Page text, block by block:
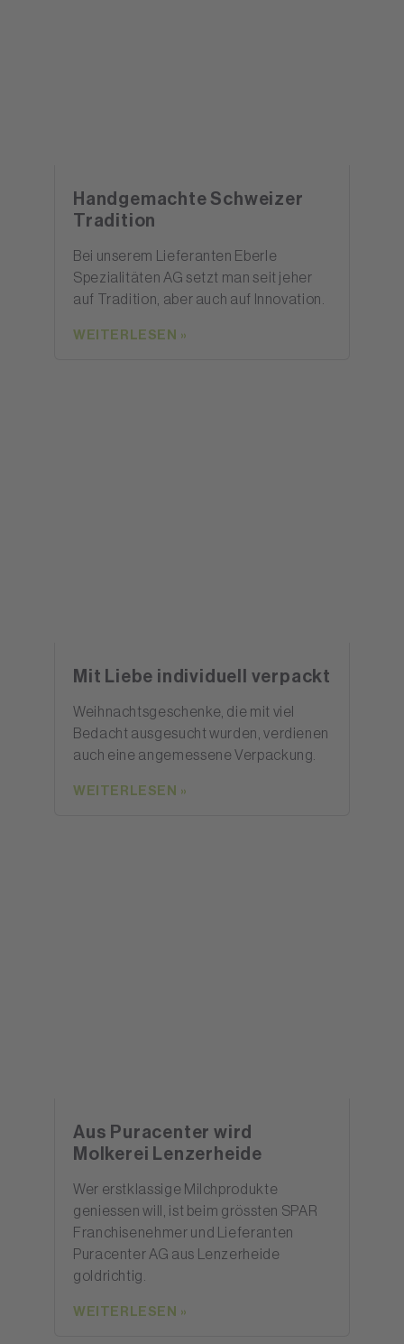
Handgemachte Schweizer
Tradition
Bei unserem Lieferanten Eberle
Spezialitäten AG setzt man seit jeher
auf Tradition, aber auch auf Innovation.
WEITERLESEN »
Mit Liebe individuell verpackt
Weihnachtsgeschenke, die mit viel
Bedacht ausgesucht wurden, verdienen
auch eine angemessene Verpackung.
WEITERLESEN »
Aus Puracenter wird
Molkerei Lenzerheide
Wer erstklassige Milchprodukte
geniessen will, ist beim grössten SPAR
Franchisenehmer und Lieferanten
Puracenter AG aus Lenzerheide
goldrichtig.
WEITERLESEN »